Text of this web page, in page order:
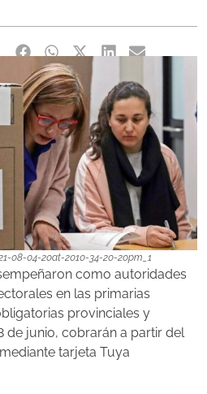
08-04-20at-2010-34-20-20pm_1
como autoridades
en las primarias
provinciales y
de junio, cobrarán a partir del
tarjeta Tuya